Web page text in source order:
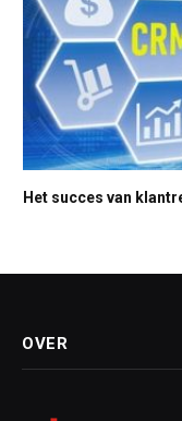
Het succes van
OVER